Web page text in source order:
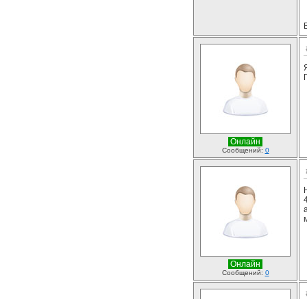
Онлайн
Сообщений: 0
Онлайн
Сообщений: 0